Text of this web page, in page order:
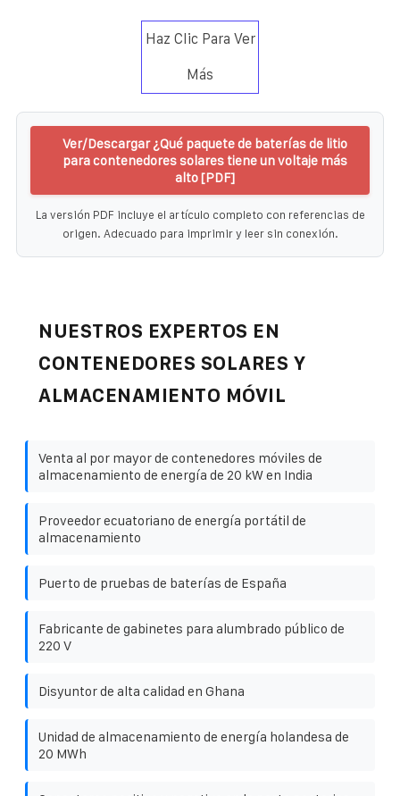
Haz Clic Para Ver
Más
Ver/Descargar ¿Qué paquete de baterías de litio
para contenedores solares tiene un voltaje más
alto [PDF]
La versión PDF incluye el artículo completo con referencias de
origen. Adecuado para imprimir y leer sin conexión.
NUESTROS EXPERTOS EN
CONTENEDORES SOLARES Y
ALMACENAMIENTO MÓVIL
Venta al por mayor de contenedores móviles de
almacenamiento de energía de 20 kW en India
Proveedor ecuatoriano de energía portátil de
almacenamiento
Puerto de pruebas de baterías de España
Fabricante de gabinetes para alumbrado público de
220 V
Disyuntor de alta calidad en Ghana
Unidad de almacenamiento de energía holandesa de
20 MWh